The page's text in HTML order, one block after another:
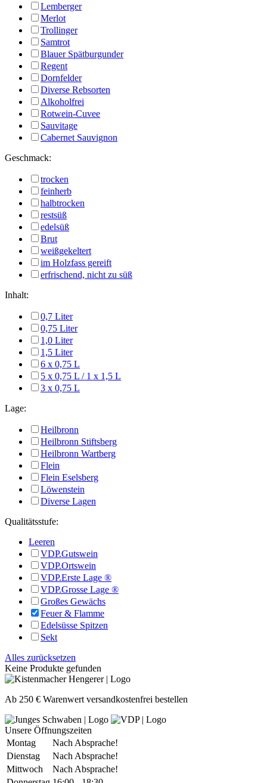
Lemberger
Merlot
Trollinger
Samtrot
Blauer Spätburgunder
Regent
Dornfelder
Diverse Rebsorten
Alkoholfrei
Rotwein-Cuvee
Sauvitage
Cabernet Sauvignon
Geschmack:
trocken
feinherb
halbtrocken
restsüß
edelsüß
Brut
weißgekeltert
im Holzfass gereift
erfrischend, nicht zu süß
Inhalt:
0,7 Liter
0,75 Liter
1,0 Liter
1,5 Liter
6 x 0,75 L
5 x 0,75 L / 1 x 1,5 L
3 x 0,75 L
Lage:
Heilbronn
Heilbronn Stiftsberg
Heilbronn Wartberg
Flein
Flein Eselsberg
Löwenstein
Diverse Lagen
Qualitätsstufe:
Leeren
VDP.Gutswein
VDP.Ortswein
VDP.Erste Lage ®
VDP.Grosse Lage ®
Großes Gewächs
Feuer & Flamme
Edelsüsse Spitzen
Sekt
Alles zurücksetzen
Keine Produkte gefunden
Ab 250 € Warenwert versandkostenfrei bestellen
Unsere Öffnungszeiten
Montag
Nach Absprache!
Dienstag
Nach Absprache!
Mittwoch
Nach Absprache!